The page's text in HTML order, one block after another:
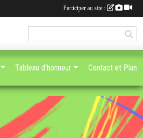
Tableau d'honneur Contact et Plan
Participer au site :